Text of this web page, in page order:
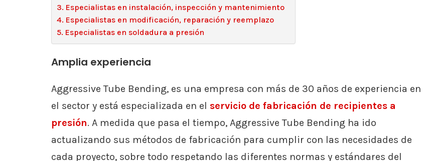
Especialistas en instalación, inspección y mantenimiento
Especialistas en modificación, reparación y reemplazo
Especialistas en soldadura a presión
Amplia experiencia
Aggressive Tube Bending, es una empresa con más de 30 años de experiencia en
el sector y está especializada en el servicio de fabricación de recipientes a
presión. A medida que pasa el tiempo, Aggressive Tube Bending ha ido
actualizando sus métodos de fabricación para cumplir con las necesidades de
cada proyecto, sobre todo respetando las diferentes normas y estándares del